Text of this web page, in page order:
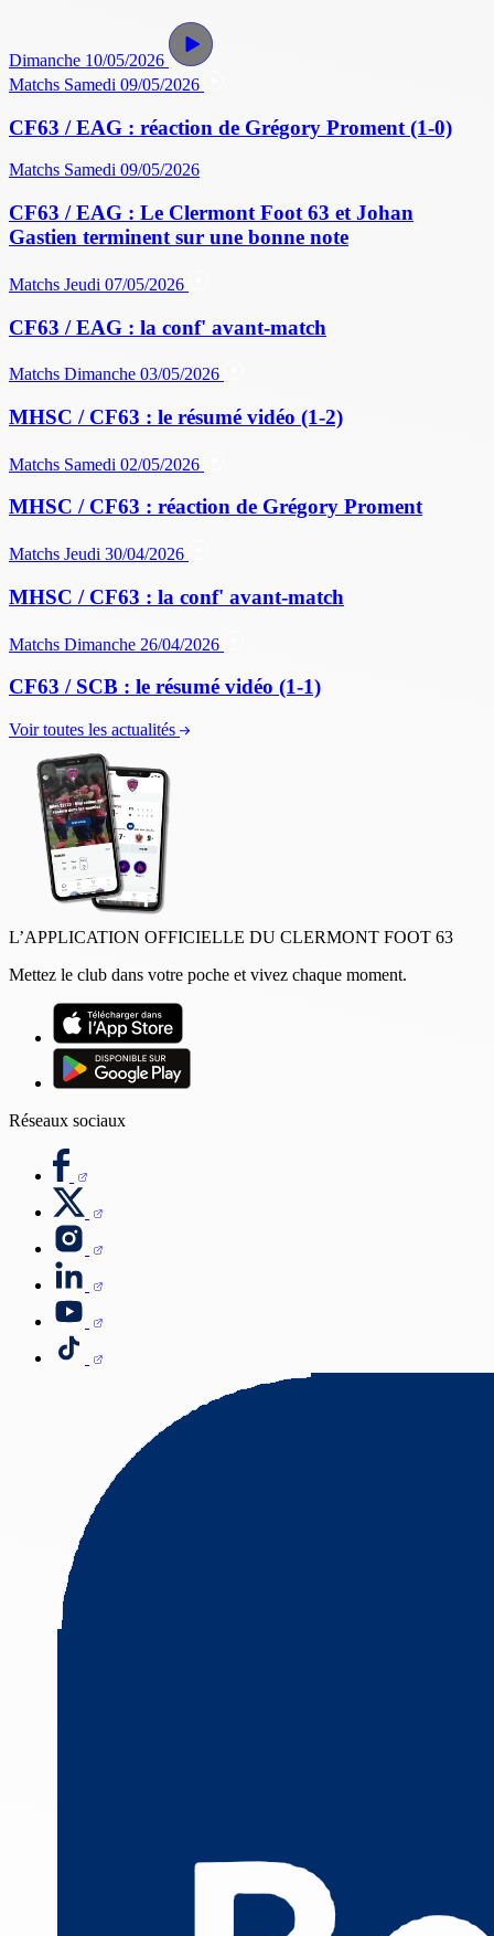
Dimanche 10/05/2026
Matchs Samedi 09/05/2026
CF63 / EAG : réaction de Grégory Proment (1-0)
Matchs Samedi 09/05/2026
CF63 / EAG : Le Clermont Foot 63 et Johan
Gastien terminent sur une bonne note
Matchs Jeudi 07/05/2026
CF63 / EAG : la conf' avant-match
Matchs Dimanche 03/05/2026
MHSC / CF63 : le résumé vidéo (1-2)
Matchs Samedi 02/05/2026
MHSC / CF63 : réaction de Grégory Proment
Matchs Jeudi 30/04/2026
MHSC / CF63 : la conf' avant-match
Matchs Dimanche 26/04/2026
CF63 / SCB : le résumé vidéo (1-1)
Voir toutes les actualités
L’APPLICATION OFFICIELLE DU CLERMONT FOOT 63
Mettez le club dans votre poche et vivez chaque moment.
Réseaux sociaux